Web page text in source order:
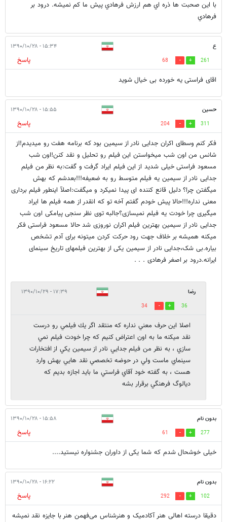
با اين صحبت ها ذره اي هم ارزش فرهادي پيش ما كم نميشه. درود بر
فرهادي
ع ۱۵:۳۴ - ۱۳۹۰/۱۰/۲۸
261
68
پاسخ
اقای فراستی یه خورده بی خیال شوید
حسین ۱۵:۵۵ - ۱۳۹۰/۱۰/۲۸
311
204
پاسخ
فکر کنم وسطای اکران جدایی نادر از سیمین بود که برنامه هفت رو میدیدم!از
شانس من اون شب میخواستن این فیلم رو تحلیل و نقد کنن!اون شب
مسعود فراستی خیلی شدید از این فیلم ایراد گرفت و گفت:به نظر من فیلم
جدایی نادر از سیمین یه فیلم متوسط رو به ضعیفه!!!بعدشم که بهش
میگفتن چرا؟ دلیل قانع کننده ای پیدا نمیکرد و میگفت:اصلآ اینطور فیلم برداری
معنی نداره!!!حالا پیش خودم گفتم آخه تو که انقدر از همه فیلم ها ایراد
میگیری چرا خودت یه فیلم نمیسازی؟جالبه توی نظر سنجی پیامکی اون شب
جدایی نادر از سیمین بهترین فیلم اکران نوروزی شد حالا مسعود فراستی فکر
میکنه همیشه بر خلاف جهت رود حرکت کردن میتونه برای آدم تشخص
بیاره.بی شک،جدایی نادر از سیمین یکی از بهترین فیلمهای تاریخ سینمای
ایرانه.درود بر اصغر فرهادی . . .
رضا ۱۷:۳۹ - ۱۳۹۰/۱۰/۲۹
36
34
اصلا اين حرف معني نداره كه منتقد اگر يك فيلمي رو درست
نقد ميكنه ما به اون اعتراض كنيم كه چرا خودت فيلم نمي
سازي ، به نظر من فيلم جدايي نادر از سيمين يكي از افتخارات
سينماي ماست ولي در حوضه تخصصي نقد هايي بهش وارد
هست ، به گفته خود آقاي فراستي ما بايد اجازه بديم كه
ديالوگ فرهنگي برقرار بشه
بدون نام ۱۵:۵۸ - ۱۳۹۰/۱۰/۲۸
277
61
پاسخ
خیلی خوشحال شدم که شما یکی از داوران جشنواره نیستید....
بدون نام ۱۶:۲۲ - ۱۳۹۰/۱۰/۲۸
102
292
پاسخ
دقیقا درسته اهالی هنر آکادمیک و هنرشناس می‌فهمن هنر با جایزه نقد نمیشه